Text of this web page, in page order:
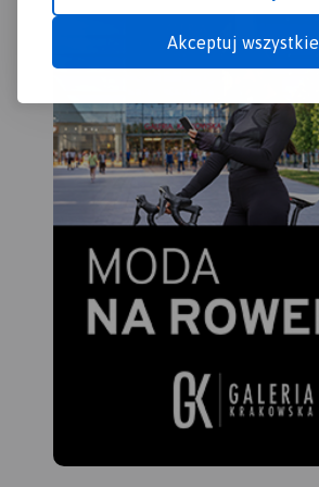
Akceptuj wszystkie
meandruje tworząc liczne
piasku. Koryto Pilicy ma tu
się z licznymi starorzeczami.
W rejonie Przedborza rzeka
opływa zachodnie krańce
Pasma Przedborsko-
Małogoskiego, a głębokość
doliny sięga nawet do 50 m.
Pod Smardzewicami wody
środkowej Pilicy spiętrza
Zalew Sulejowski. Dolinie
Pilicy towarzyszą lasy,